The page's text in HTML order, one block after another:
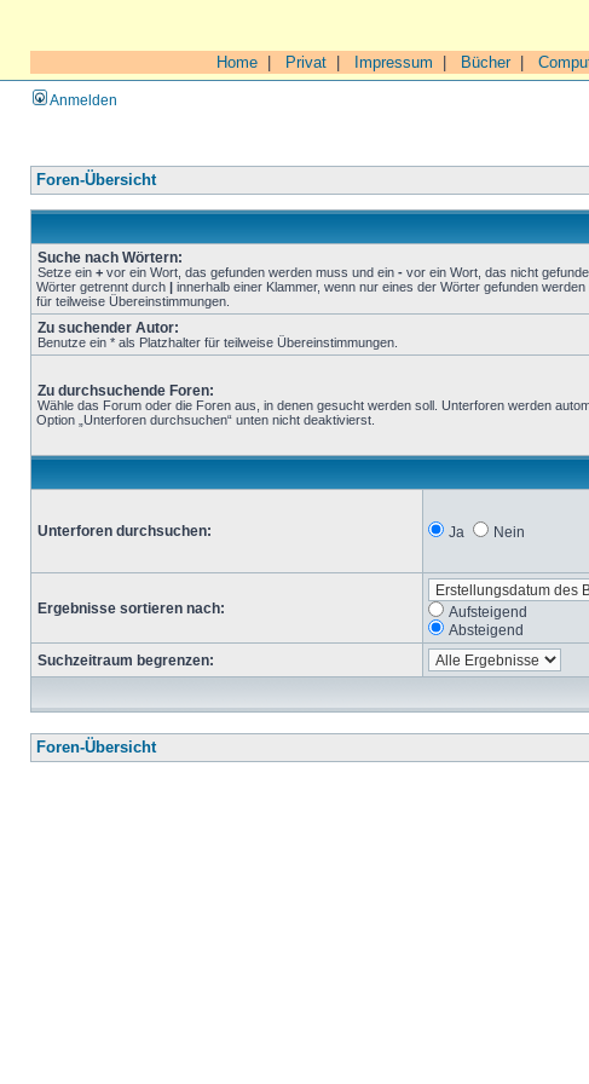
Home Privat Impressum Bücher|
Anmelden
Foren-Übersicht
Suche nach Wörtern:
Setze ein + vor ein Wort, das gefunden werden muss und ein - vor ein Wort, das nicht
Wörter getrennt durch | innerhalb einer Klammer, wenn nur eines der Wörter gefunden
für teilweise Übereinstimmungen.
Zu suchender Autor:
Benutze ein * als Platzhalter für teilweise Übereinstimmungen.
Zu durchsuchende Foren:
Wähle das Forum oder die Foren aus, in denen gesucht werden soll. Unterforen werden
Option „Unterforen durchsuchen“ unten nicht deaktivierst.
Unterforen durchsuchen: Ja Nein
Ergebnisse sortieren nach:
Aufsteigend
Absteigend
Suchzeitraum begrenzen:
Foren-Übersicht